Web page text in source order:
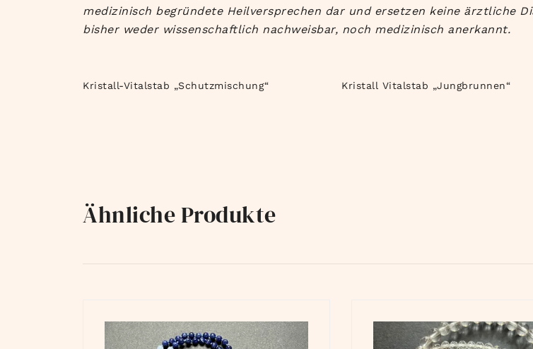
medizinisch begründete Heilversprechen dar und ersetzen keine ärztliche
bisher weder wissenschaftlich nachweisbar, noch medizinisch anerkannt.
Kristall-Vitalstab „Schutzmischung“ Kristall Vitalstab „Jungbrunnen“
Ähnliche Produkte